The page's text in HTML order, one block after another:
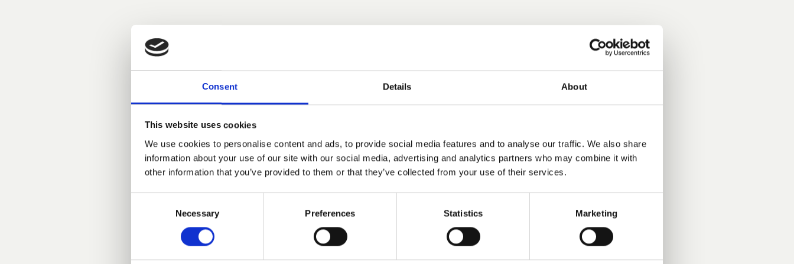
Consent Details About
This website uses cookies
We use cookies to personalise content and ads, to provide social media features and to analyse our traffic. We also share
information about your use of our site with our social media, advertising and analytics partners who may combine it with
other information that you’ve provided to them or that they’ve collected from your use of their services.
Necessary Preferences Statistics Marketing
Designers
Bernhardt & Vella
Bernhardt-Vella wurde 2008 von der deutschen Designerin Ellen Bernhardt und der